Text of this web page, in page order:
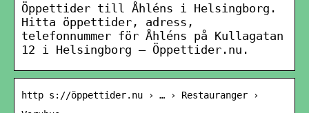
Öppettider till Åhléns i Helsingborg.
Hitta öppettider, adress,
telefonnummer för Åhléns på Kullagatan
12 i Helsingborg – Öppettider.nu.
http s://öppettider.nu › … › Restauranger ›